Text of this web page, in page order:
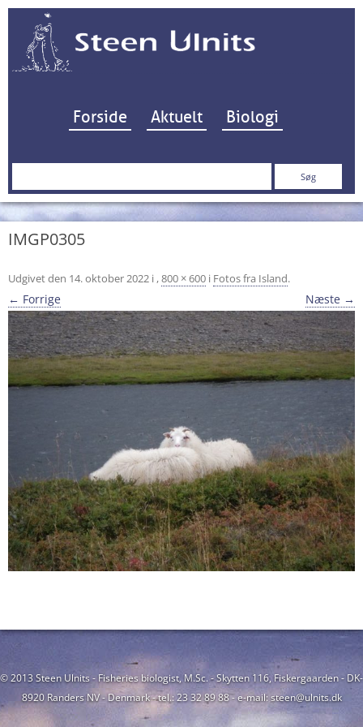
Hop til indhold
Forside Aktuelt Biologi
Søg
IMGP0305
Udgivet den 14. oktober 2022 i ,800 × 600 i Fotos fra Island.
← Forrige Næste →
© 2013 Steen Ulnits - Fisheries biologist, M.Sc. - Skytten 116, Fiskergaarden - DK-
8920 Randers NV - Denmark - tel.: 23 32 89 88 - e-mail: steen@ulnits.dk